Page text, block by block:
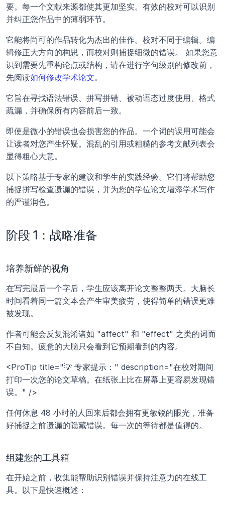
要。每一个文献来源都使其更加坚实。有效的校对可以识别
并纠正您作品中的薄弱环节。
它能将尚可的作品转化为杰出的佳作。校对不同于编辑。编
辑修正大方向的构思，而校对则捕捉细微的错误。 如果您意
识到需要先重构论点或结构，请在进行字句级别的修改前，
先阅读如何修改学术论文。
它旨在寻找语法错误、拼写拼错、被动语态过度使用、格式
疏漏，并确保所有内容前后一致。
即使是微小的错误也会损害您的作品。一个词的误用可能会
让读者对您产生怀疑。混乱的引用或粗糙的参考文献列表会
显得粗心大意。
以下策略基于专家的建议和学生的实践经验。它们将帮助您
捕捉拼写检查遗漏的错误，并为您的学位论文增添学术写作
的严谨润色。
阶段 1：战略准备
培养新鲜的视角
在写完最后一个字后，学生应该离开论文整整两天。大脑长
时间看着同一篇文本会产生审美疲劳，使得简单的错误更难
被发现。
作者可能会反复混淆诸如 "affect" 和 "effect" 之类的词而
不自知。疲惫的大脑只会看到它预期看到的内容。
<ProTip title="💡 专家提示：" description="在校对期间
打印一次您的论文草稿。在纸张上比在屏幕上更容易发现错
误。" />
任何休息 48 小时的人回来后都会拥有更敏锐的眼光，准备
好捕捉之前遗漏的隐藏错误。每一次的等待都是值得的。
组建您的工具箱
在开始之前，收集能帮助识别错误并保持注意力的在线工
具。以下是快速概述：